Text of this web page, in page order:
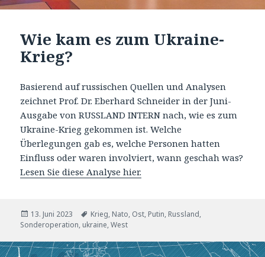
Wie kam es zum Ukraine-
Krieg?
Basierend auf russischen Quellen und Analysen
zeichnet Prof. Dr. Eberhard Schneider in der Juni-
Ausgabe von RUSSLAND INTERN nach, wie es zum
Ukraine-Krieg gekommen ist. Welche
Überlegungen gab es, welche Personen hatten
Einfluss oder waren involviert, wann geschah was?
Lesen Sie diese Analyse hier.
Veröffentlicht
am
13. Juni 2023 Tags
Krieg, Nato, Ost, Putin, Russland,
Sonderoperation, ukraine,West